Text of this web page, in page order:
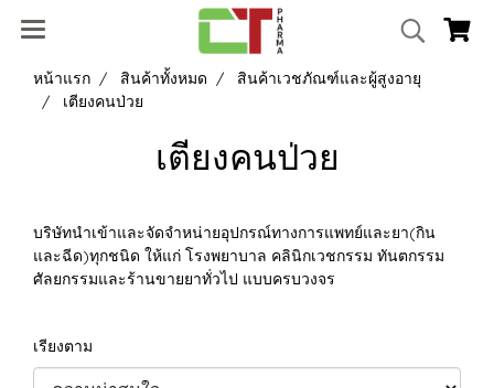
หน้าแรก สินค้าทั้งหมด
สินค้าเวชภัณฑ์และผู้สูงอายุ
เตียงคนป่วย
เตียงคนป่วย
บริษัทนำเข้าและจัดจำหน่ายอุปกรณ์ทางการแพทย์และยา(กิน
และฉีด)ทุกชนิด ให้แก่ โรงพยาบาล คลินิกเวชกรรม ทันตกรรม
ศัลยกรรมและร้านขายยาทั่วไป แบบครบวงจร
เรียงตาม